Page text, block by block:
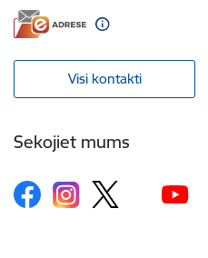
Visi kontakti
Sekojiet mums